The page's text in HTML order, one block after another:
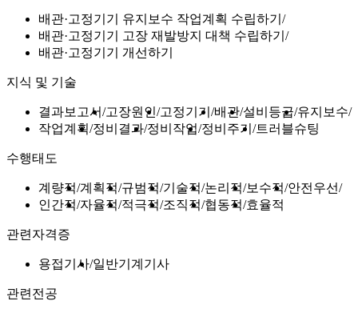
배관·고정기기 유지보수 작업계획 수립하기
배관·고정기기 고장 재발방지 대책 수립하기
배관·고정기기 개선하기
지식 및 기술
결과보고서 고장원인 고정기기 배관 설비등급 유지보수
작업계획 정비결과 정비작업 정비주기 트러블슈팅
수행태도
계량적 계획적 규범적 기술적 논리적 보수적 안전우선
인간적 자율적 적극적 조직적 협동적 효율적
관련자격증
용접기사 일반기계기사
관련전공